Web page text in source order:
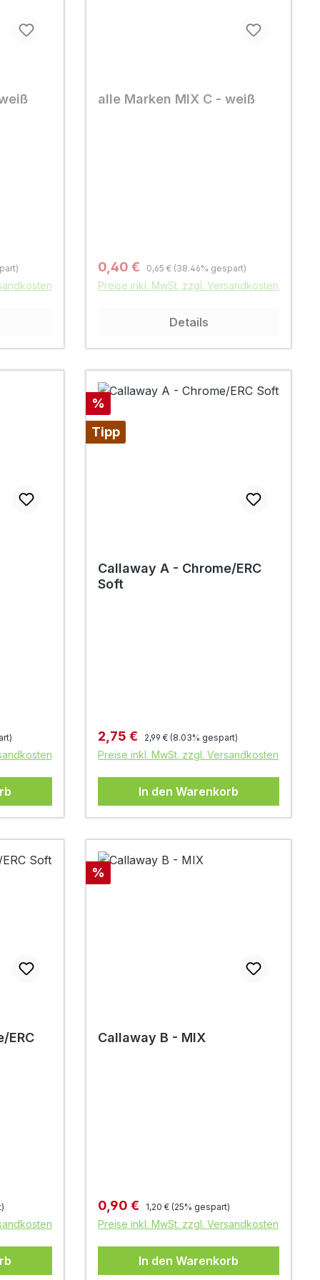
alle Marken MIX C - weiß
Verkaufspreis:
0,40 € Regulärer Preis:
0,65 € (38.46% gespart)
Preise inkl. MwSt. zzgl. Versandkosten
Details
Rabatt
%
Tipp
Callaway A - Chrome/ERC
Soft
Verkaufspreis:
2,75 € Regulärer Preis:
2,99 € (8.03% gespart)
Preise inkl. MwSt. zzgl. Versandkosten
In den Warenkorb
ERC
Rabatt
%
Callaway B - MIX
Verkaufspreis:
0,90 € Regulärer Preis:
1,20 € (25% gespart)
Preise inkl. MwSt. zzgl. Versandkosten
In den Warenkorb